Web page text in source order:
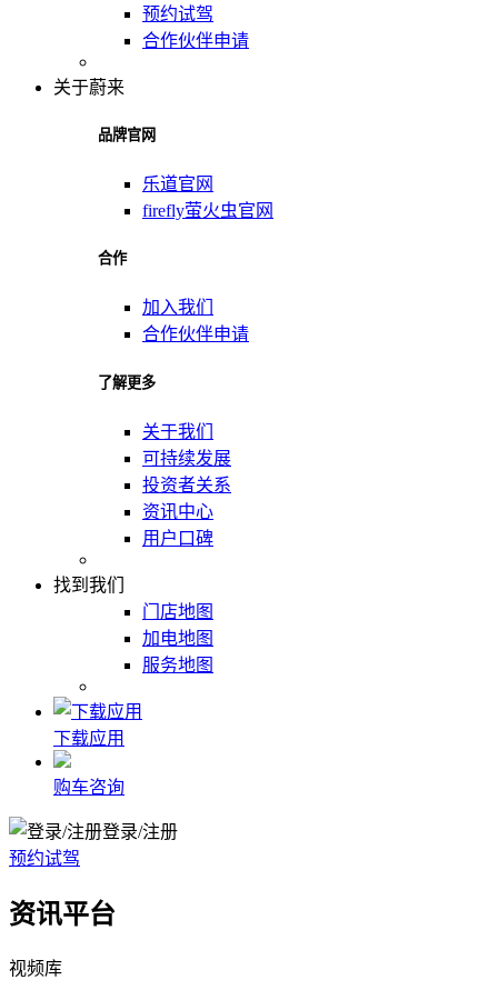
预约试驾
合作伙伴申请
关于蔚来
品牌官网
乐道官网
firefly萤火虫官网
合作
加入我们
合作伙伴申请
了解更多
关于我们
可持续发展
投资者关系
资讯中心
用户口碑
找到我们
门店地图
加电地图
服务地图
下载应用
购车咨询
登录/注册
预约试驾
资讯平台
视频库